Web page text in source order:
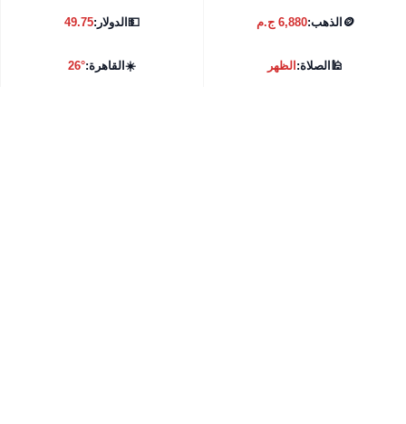
🪙 الذهب:6,880 ج.م 💵الدولار:49.75
🕌الصلاة:الظهر ☀️القاهرة:26°